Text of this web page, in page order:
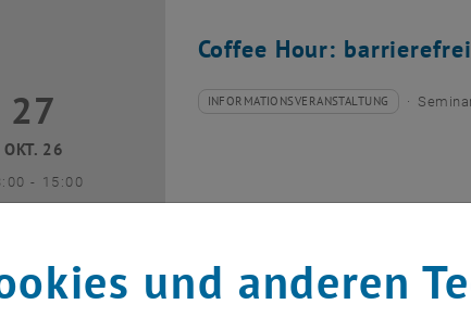
Coffee Hour: barrierefrei
Oktober 2026
27
OKT. 26
- bis
15:00
Veranstaltungstyp:
INFORMATIONSVERANSTALTUNG
Veranstaltungsort:
und anderen